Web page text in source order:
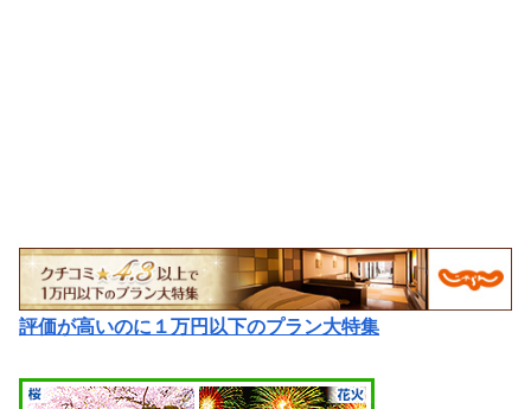
評価が高いのに１万円以下のプラン大特集